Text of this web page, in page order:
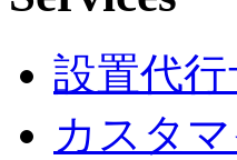
設置代
カスタ